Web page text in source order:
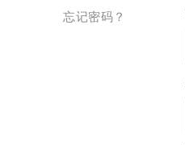
忘记密码？